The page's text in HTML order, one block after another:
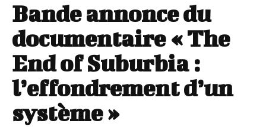
Bande annonce du
documentaire « The
End of Suburbia :
l’effondrement d’un
système »